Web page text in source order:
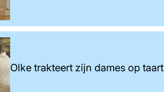
Olke trakteert zijn dames op taart